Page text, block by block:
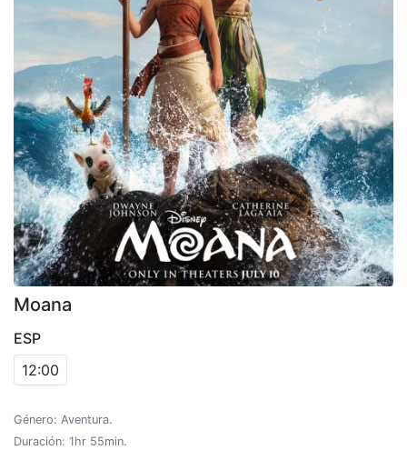
Moana
ESP
12:00
Género: Aventura.
Duración: 1hr 55min.